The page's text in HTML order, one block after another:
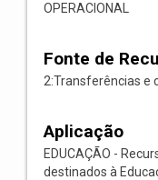
OPERACIONAL
Fonte de
2:Transferências e
Aplicação
EDUCAÇÃO -
destinados à